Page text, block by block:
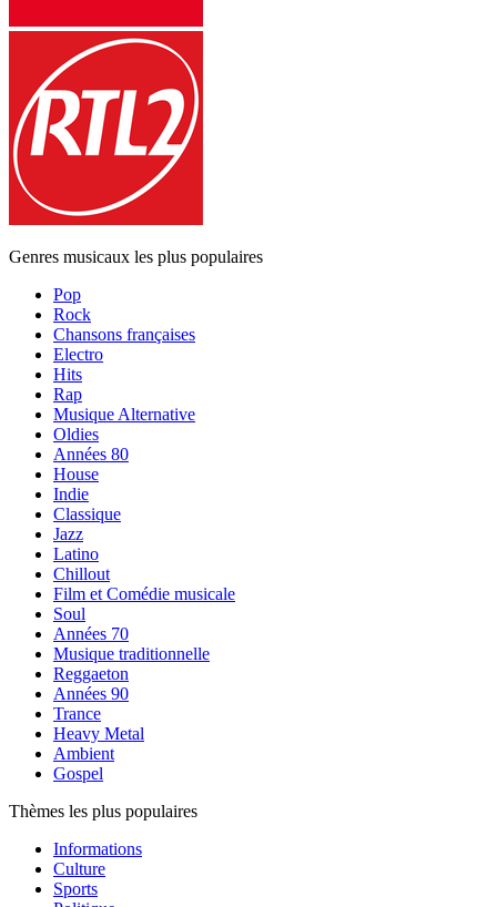
Genres musicaux les plus populaires
Pop
Rock
Chansons françaises
Electro
Hits
Rap
Musique Alternative
Oldies
Années 80
House
Indie
Classique
Jazz
Latino
Chillout
Film et Comédie musicale
Soul
Années 70
Musique traditionnelle
Reggaeton
Années 90
Trance
Heavy Metal
Ambient
Gospel
Thèmes les plus populaires
Informations
Culture
Sports